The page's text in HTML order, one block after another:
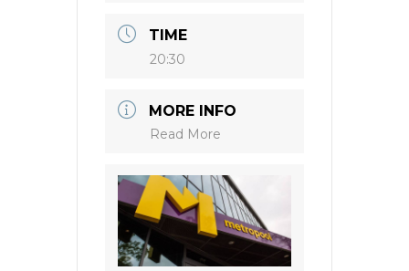
TIME
20:30
MORE INFO
Read More